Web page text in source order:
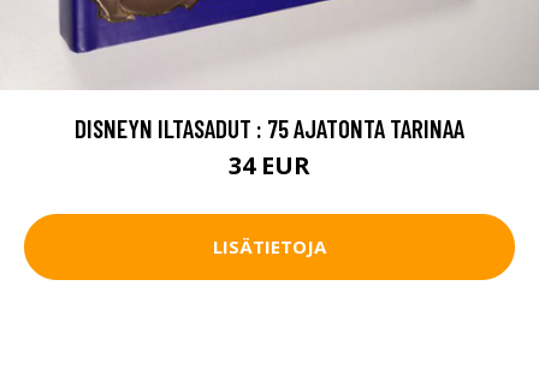
DISNEYN ILTASADUT : 75 AJATONTA TARINAA
34 EUR
LISÄTIETOJA